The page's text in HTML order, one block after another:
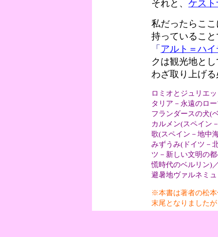
それと、ケス
私だったらこ
持っているこ
「 アルト＝ハ
クは観光地と
わざ取り上げ
ロミオとジュリエ
タリア－永遠のロ
フランダースの犬(
カルメン(スペイン
歌(スペイン－地中
みずうみ(ドイツ－
ツ－新しい文明の
慌時代のベルリン)
避暑地ヴァルネミ
※本書は著者の松
末尾となりました